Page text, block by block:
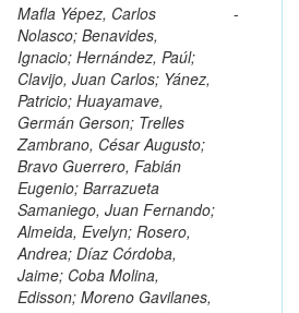
Mafla Yépez, Carlos
Nolasco; Benavides,
Ignacio; Hernández, Paúl;
Clavijo, Juan Carlos; Yánez,
Patricio; Huayamave,
Germán Gerson; Trelles
Zambrano, César Augusto;
Bravo Guerrero, Fabián
Eugenio; Barrazueta
Samaniego, Juan Fernando;
Almeida, Evelyn; Rosero,
Andrea; Díaz Córdoba,
Jaime; Coba Molina,
Edisson; Moreno Gavilanes,
-